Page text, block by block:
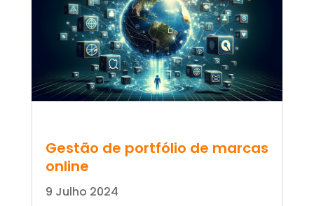
Gestão de portfólio de marcas
online
9 Julho 2024